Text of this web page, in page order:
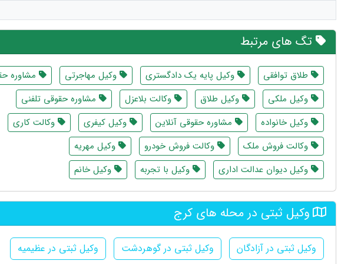
تگ های مرتبط
طلاق توافقی وکیل پایه یک دادگستری وکیل مهاجرتی
مشاوره
وکیل ملکی
وکیل طلاق وکالت بلاعزل
مشاوره حقوقی تلفنی
وکیل خانواده
مشاوره حقوقی آنلاین وکیل کیفری
وکالت کاری
وکالت فروش ملک
وکالت فروش خودرو
وکیل مهریه
وکیل دیوان عدالت اداری
وکیل با تجربه وکیل خانم
وکیل ثبتی در محله های کرج
وکیل ثبتی در آزادگان وکیل ثبتی در گوهردشت وکیل ثبتی در عظیمیه